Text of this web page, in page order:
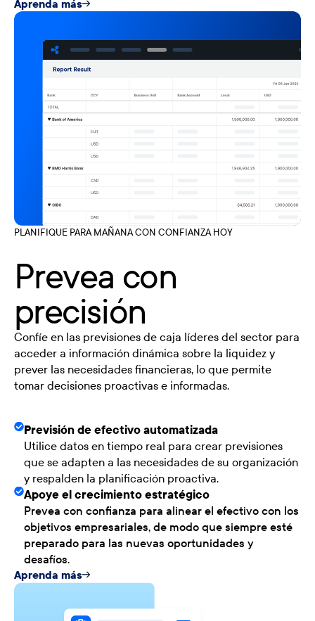
Aprenda más
PLANIFIQUE PARA MAÑANA CON CONFIANZA HOY
Prevea con
precisión
Confíe en las previsiones de caja líderes del sector para
acceder a información dinámica sobre la liquidez y
prever las necesidades financieras, lo que permite
tomar decisiones proactivas e informadas.
Previsión de efectivo automatizada
Utilice datos en tiempo real para crear previsiones
que se adapten a las necesidades de su organización
y respalden la planificación proactiva.
Apoye el crecimiento estratégico
Prevea con confianza para alinear el efectivo con los
objetivos empresariales, de modo que siempre esté
preparado para las nuevas oportunidades y
desafíos.
Aprenda más